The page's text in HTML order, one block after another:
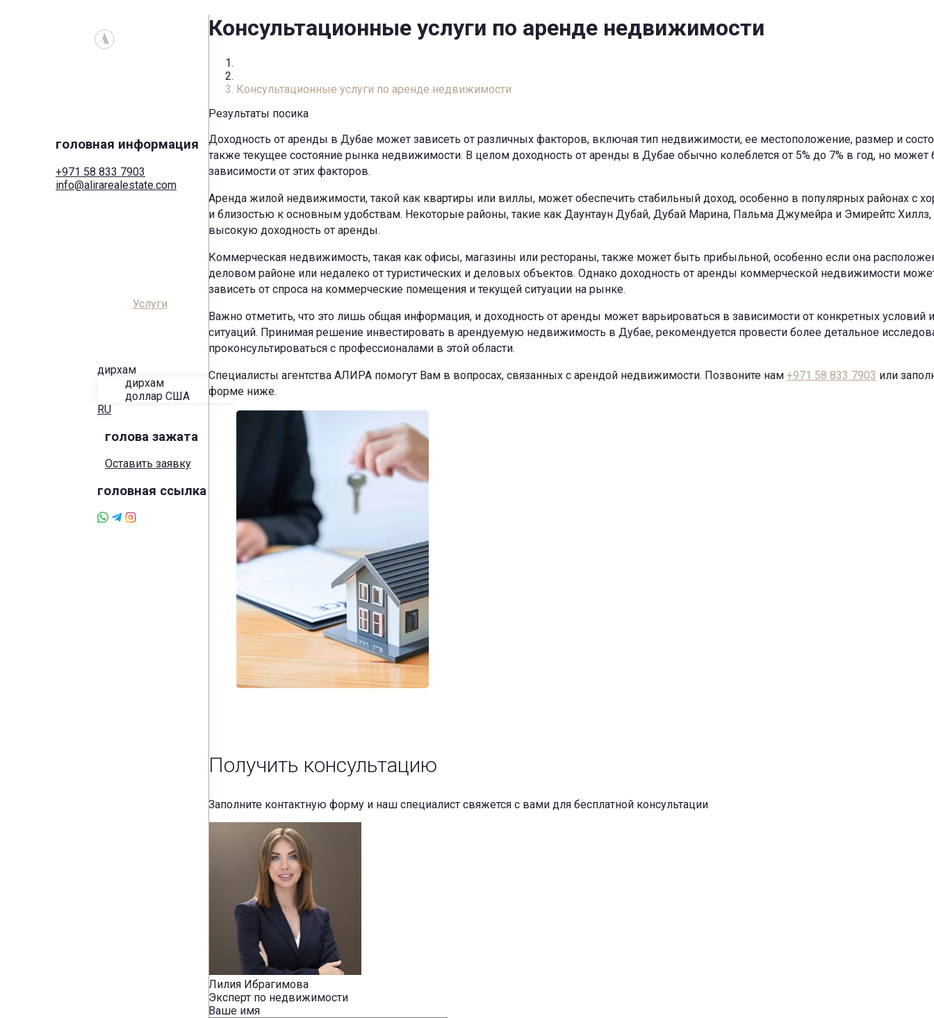
головная информация
+971 58 833 7903
info@alirarealestate.com
Услуги
дирхам
дирхам
доллар США
RU
голова зажата
Оставить заявку
головная ссылка
Консультационные услуги по аренде недвижимости
Консультационные услуги по аренде недвижимости
Результаты посика
Доходность от аренды в Дубае может зависеть от различных факторов, включая тип недвижимости, ее местоположение, размер и
также текущее состояние рынка недвижимости. В целом доходность от аренды в Дубае обычно колеблется от 5% до 7% в год, но
зависимости от этих факторов.
Аренда жилой недвижимости, такой как квартиры или виллы, может обеспечить стабильный доход, особенно в популярных районах с
и близостью к основным удобствам. Некоторые районы, такие как Даунтаун Дубай, Дубай Марина, Пальма Джумейра и Эмирейтс Хиллз,
высокую доходность от аренды.
Коммерческая недвижимость, такая как офисы, магазины или рестораны, также может быть прибыльной, особенно если она
деловом районе или недалеко от туристических и деловых объектов. Однако доходность от аренды коммерческой недвижимости
зависеть от спроса на коммерческие помещения и текущей ситуации на рынке.
Важно отметить, что это лишь общая информация, и доходность от аренды может варьироваться в зависимости от конкретных условий
ситуаций. Принимая решение инвестировать в арендуемую недвижимость в Дубае, рекомендуется провести более детальное
проконсультироваться с профессионалами в этой области.
Специалисты агентства АЛИРА помогут Вам в вопросах, связанных с арендой недвижимости. Позвоните нам +971 58 833 7903 или
форме ниже.
Получить консультацию
Заполните контактную форму и наш специалист свяжется с вами для бесплатной консультации
Лилия Ибрагимова
Эксперт по недвижимости
Ваше имя